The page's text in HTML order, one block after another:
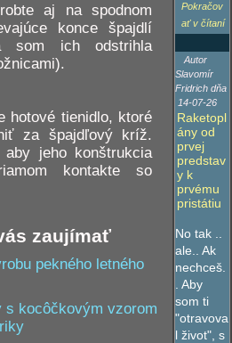
aj na spodnom
konce špajdlí
som ich odstrihla
hotové tienidlo, ktoré
za špajdľový kríž.
jeho konštrukcia
kontakte so
zaujímať
pekného letného
s kocôčkovým vzorom
Pokračov
ať v čítaní
Autor
Slavomír
Fridrich dňa
14-07-26
Raketopl
ány od
prvej
predstav
y k
prvému
pristátiu
No tak ..
ale.. Ak
nechceš.
. Aby
som ti
"otravova
l život", s